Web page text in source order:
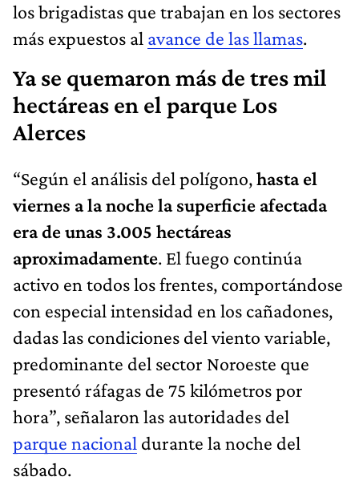
los brigadistas que trabajan en los sectores
más expuestos al avance de las llamas.
Ya se quemaron más de tres mil
hectáreas en el parque Los
Alerces
“Según el análisis del polígono,hasta el
viernes a la noche la superficie afectada
era de unas 3.005 hectáreas
aproximadamente. El fuego continúa
activo en todos los frentes, comportándose
con especial intensidad en los cañadones,
dadas las condiciones del viento variable,
predominante del sector Noroeste que
presentó ráfagas de 75 kilómetros por
hora”, señalaron las autoridades del
parque nacional durante la noche del
sábado.